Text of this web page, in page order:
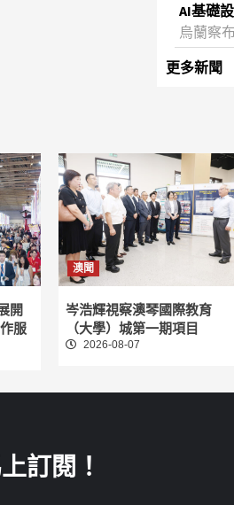
AI基礎
烏蘭察
更多新聞
開
服
澳聞
岑浩輝視察澳琴國際教育
（大學）城第一期項目
2026-08-07
訂閱！